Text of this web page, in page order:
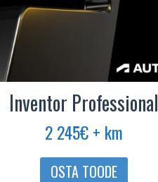
Inventor Professional
2 245€ + km
OSTA TOODE